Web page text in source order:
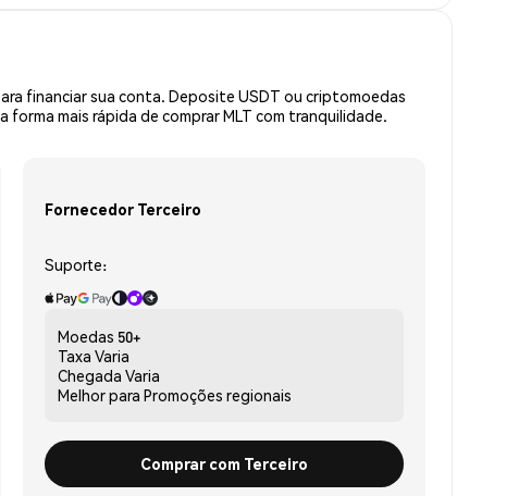
financiar sua conta. Deposite USDT ou criptomoedas
mais rápida de comprar MLT com tranquilidade.
Fornecedor Terceiro
Suporte:
Moedas 50+
Taxa Varia
Chegada Varia
Melhor para Promoções regionais
Comprar com Terceiro